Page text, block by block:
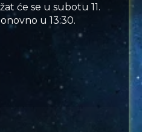
će se u subotu 11.
u 13:30.